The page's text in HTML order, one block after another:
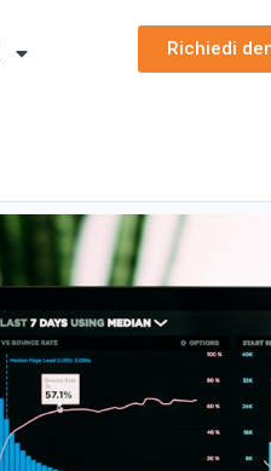
Richiedi